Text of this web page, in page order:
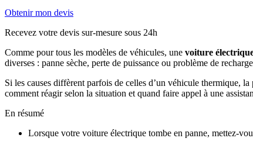
Obtenir mon devis
Recevez votre devis sur-mesure sous 24h
Comme pour tous les modèles de véhicules, une voiture
diverses : panne sèche, perte de puissance ou problème de
Si les causes diffèrent parfois de celles d’un véhicule thermique,
comment réagir selon la situation et quand faire appel à une
En résumé
Lorsque votre voiture électrique tombe en panne, mettez-